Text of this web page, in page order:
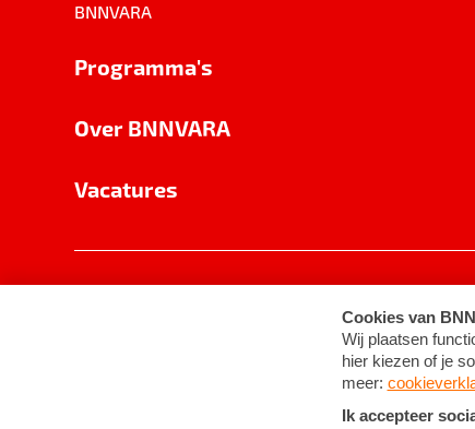
BNNVARA
Programma's
Over BNNVARA
Vacatures
Cookie-instellingen